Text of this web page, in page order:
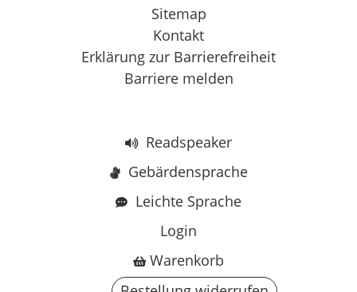
Sitemap
Kontakt
Erklärung zur Barrierefreiheit
Barriere melden
Readspeaker
Gebärdensprache
Leichte Sprache
Login
Warenkorb